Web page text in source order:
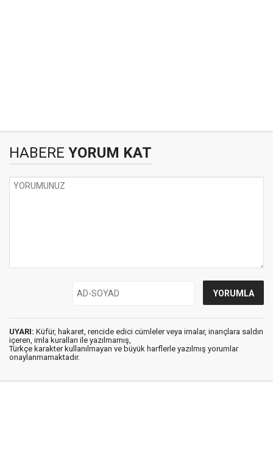
HABERE YORUM KAT
UYARI: Küfür, hakaret, rencide edici cümleler veya imalar, inançlara saldırı
içeren, imla kuralları ile yazılmamış,
Türkçe karakter kullanılmayan ve büyük harflerle yazılmış yorumlar
onaylanmamaktadır.